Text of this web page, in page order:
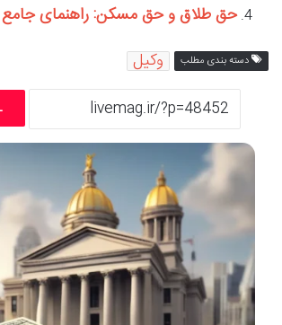
حق طلاق و حق مسکن: راهنمای
دسته بندی مطلب وکیل